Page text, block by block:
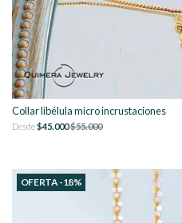
Collar libélula micro incrustaciones
Desde$45.000$55.000
OFERTA -18%